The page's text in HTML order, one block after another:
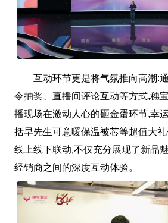
互动环节更是将气氛推向高潮:通
令抽奖、直播间评论互动等方式,穗
播现场在激动人心的砸金蛋环节,幸
括早先生可意暖保温被芯等超值大
线上线下联动,不仅充分展现了新品
经销商之间的深度互动体验。